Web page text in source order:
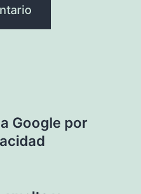
Google por